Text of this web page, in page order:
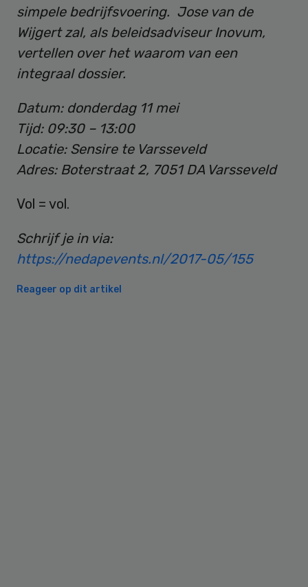
simpele bedrijfsvoering. Jose van de
Wijgert zal, als beleidsadviseur Inovum,
vertellen over het waarom van een
integraal dossier.
Datum: donderdag 11 mei
Tijd: 09:30 – 13:00
Locatie: Sensire te Varsseveld
Adres: Boterstraat 2, 7051 DA Varsseveld
Vol = vol.
Schrijf je in via:
https://nedapevents.nl/2017-05/155
Reageer op dit artikel